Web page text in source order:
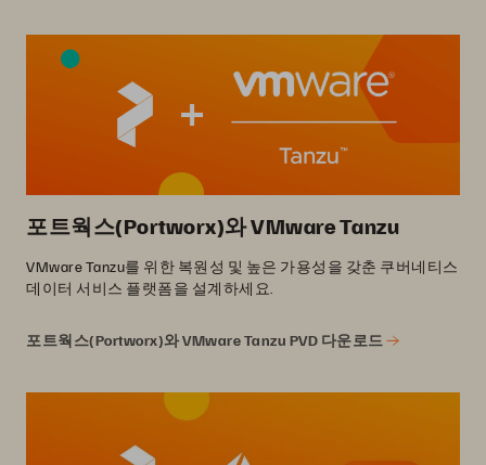
포트웍스(Portworx)와 VMware Tanzu
VMware Tanzu를 위한 복원성 및 높은 가용성을 갖춘 쿠버네티스
데이터 서비스 플랫폼을 설계하세요.
포트웍스(Portworx)와 VMware Tanzu PVD 다운로드